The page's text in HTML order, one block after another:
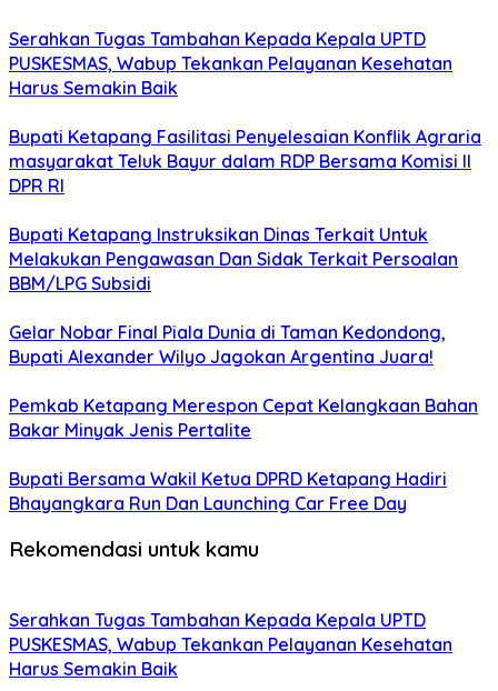
Serahkan Tugas Tambahan Kepada Kepala UPTD
PUSKESMAS, Wabup Tekankan Pelayanan Kesehatan
Harus Semakin Baik
Bupati Ketapang Fasilitasi Penyelesaian Konflik Agraria
masyarakat Teluk Bayur dalam RDP Bersama Komisi II
DPR RI
Bupati Ketapang Instruksikan Dinas Terkait Untuk
Melakukan Pengawasan Dan Sidak Terkait Persoalan
BBM/LPG Subsidi
Gelar Nobar Final Piala Dunia di Taman Kedondong,
Bupati Alexander Wilyo Jagokan Argentina Juara!
Pemkab Ketapang Merespon Cepat Kelangkaan Bahan
Bakar Minyak Jenis Pertalite
Bupati Bersama Wakil Ketua DPRD Ketapang Hadiri
Bhayangkara Run Dan Launching Car Free Day
Rekomendasi untuk kamu
Serahkan Tugas Tambahan Kepada Kepala UPTD
PUSKESMAS, Wabup Tekankan Pelayanan Kesehatan
Harus Semakin Baik